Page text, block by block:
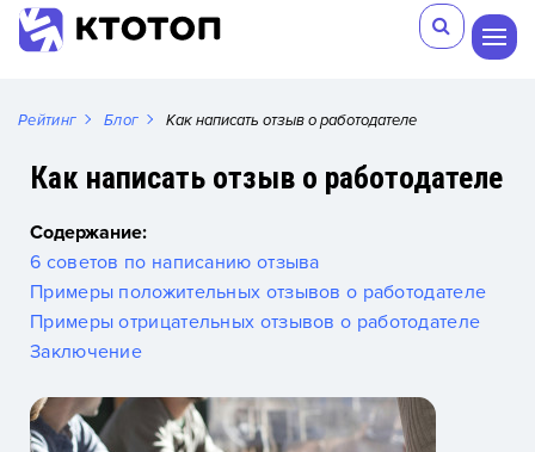
Рейтинг Блог Как написать отзыв о работодателе
Как написать отзыв о работодателе
Содержание:
6 советов по написанию отзыва
Примеры положительных отзывов о работодателе
Примеры отрицательных отзывов о работодателе
Заключение